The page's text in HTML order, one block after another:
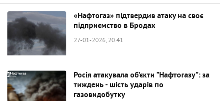
«Нафтогаз» підтвердив атаку на своє
підприємство в Бродах
27-01-2026, 20:41
Росія атакувала об’єкти "Нафтогазу": за
тиждень - шість ударів по
газовидобутку